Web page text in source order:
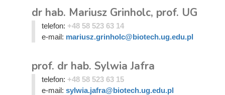
dr hab. Mariusz Grinholc, prof. UG
telefon: +48 58 523 63 14
e-mail: mariusz.grinholc@biotech.ug.edu.pl
prof. dr hab. Sylwia Jafra
telefon: +48 58 523 63 15
e-mail: sylwia.jafra@biotech.ug.edu.pl